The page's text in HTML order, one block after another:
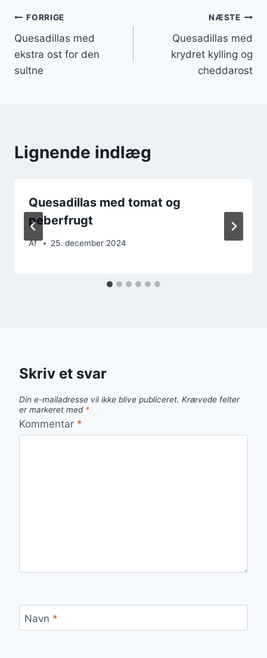
Indlægsnavigation
FORRIGE
Quesadillas med
ekstra ost for den
sultne
NÆSTE
Quesadillas med
krydret kylling og
cheddarost
Lignende indlæg
Quesadillas med tomat og
peberfrugt
Af 25. december 2024
Skriv et svar
Din e-mailadresse vil ikke blive publiceret. Krævede felter
er markeret med *
Kommentar *
Navn *